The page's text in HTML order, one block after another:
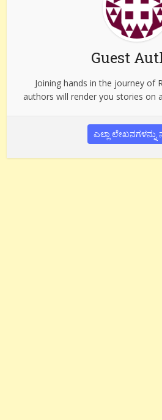
Guest
Joining hands in the journey of
authors will render you stories on
ಎಲ್ಲಾ